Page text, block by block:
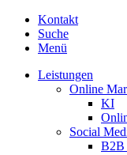
Kontakt
Suche
Menü
Leistungen
Online
KI
Social
B2B